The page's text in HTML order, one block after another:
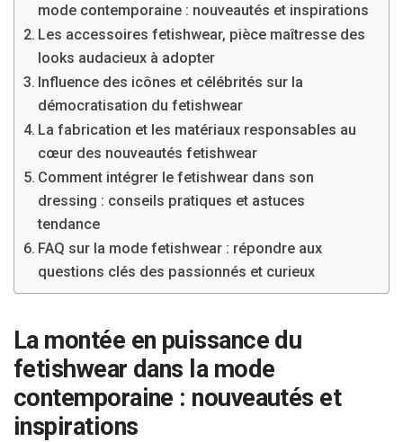
mode contemporaine : nouveautés et inspirations
Les accessoires fetishwear, pièce maîtresse des
looks audacieux à adopter
Influence des icônes et célébrités sur la
démocratisation du fetishwear
La fabrication et les matériaux responsables au
cœur des nouveautés fetishwear
Comment intégrer le fetishwear dans son
dressing : conseils pratiques et astuces
tendance
FAQ sur la mode fetishwear : répondre aux
questions clés des passionnés et curieux
La montée en puissance du
fetishwear dans la mode
contemporaine : nouveautés et
inspirations